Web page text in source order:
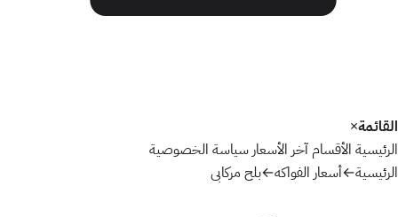
القائمة×
الرئيسية الأقسام آخر الأسعار سياسة الخصوصية
الرئيسية←أسعار الفواكه←بلح مركابى